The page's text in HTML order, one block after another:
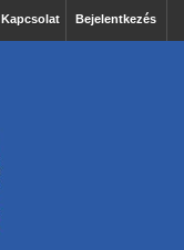
Bejelentkezés
Kapcsolat